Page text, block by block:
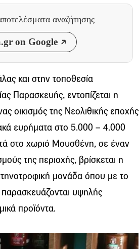
αναζήτησης
on Google
και στην τοποθεσία
Παρασκευής, εντοπίζεται η
οικισμός της Νεολιθικής εποχής
ευρήματα στο 5.000 – 4.000
στο χωριό Μουσθένη, σε έναν
της περιοχής, βρίσκεται η
μονάδα όπου με το
παρασκευάζονται υψηλής
προϊόντα.